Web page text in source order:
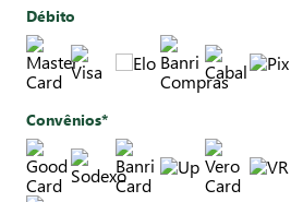
Débito
Convênios*